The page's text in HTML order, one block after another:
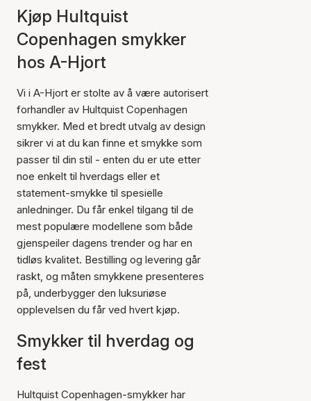
Kjøp Hultquist
Copenhagen smykker
hos A-Hjort
Vi i A-Hjort er stolte av å være autorisert
forhandler av Hultquist Copenhagen
smykker. Med et bredt utvalg av design
sikrer vi at du kan finne et smykke som
passer til din stil - enten du er ute etter
noe enkelt til hverdags eller et
statement-smykke til spesielle
anledninger. Du får enkel tilgang til de
mest populære modellene som både
gjenspeiler dagens trender og har en
tidløs kvalitet. Bestilling og levering går
raskt, og måten smykkene presenteres
på, underbygger den luksuriøse
opplevelsen du får ved hvert kjøp.
Smykker til hverdag og
fest
Hultquist Copenhagen-smykker har